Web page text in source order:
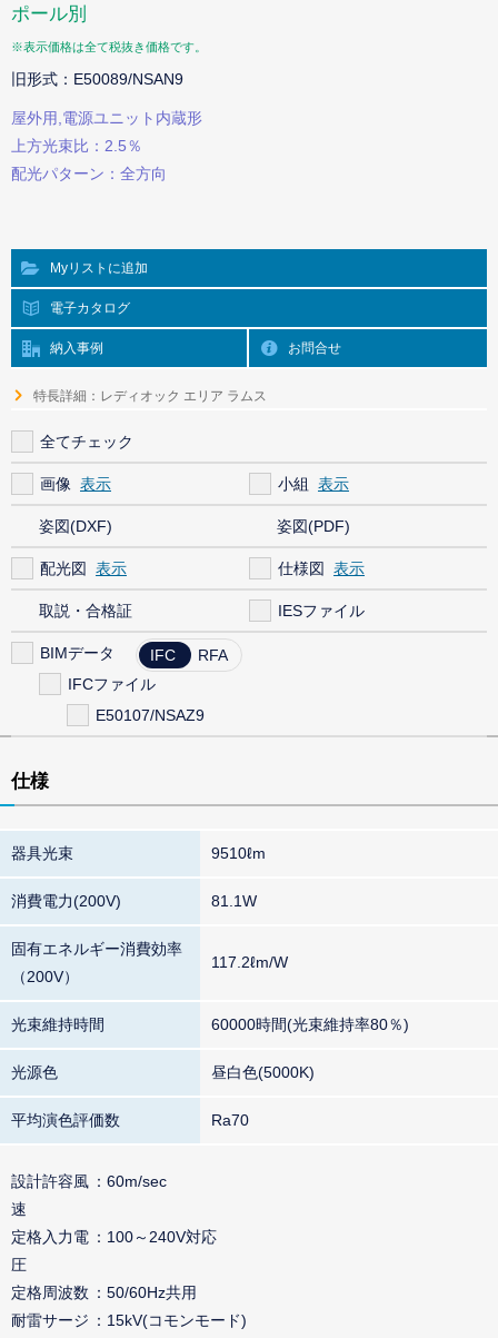
ポール別
※表示価格は全て税抜き価格です。
旧形式：E50089/NSAN9
屋外用,電源ユニット内蔵形
上方光束比：2.5％
配光パターン：全方向
Myリストに追加
電子カタログ
納入事例 お問合せ
特長詳細：レディオック エリア ラムス
全てチェック
画像 小組
姿図(DXF) 姿図(PDF)
配光図 仕様図
取説・合格証 IESファイル
BIMデータ IFC
RFA
IFCファイル
E50107/NSAZ9
仕様
器具光束 9510ℓm
消費電力(200V) 81.1W
固有エネルギー消費効率
（200V）
117.2ℓm/W
光束維持時間 60000時間(光束維持率80％)
光源色 昼白色(5000K)
平均演色評価数 Ra70
設計許容風
速
60m/sec
定格入力電
圧
100～240V対応
定格周波数
50/60Hz共用
耐雷サージ
15kV(コモンモード)